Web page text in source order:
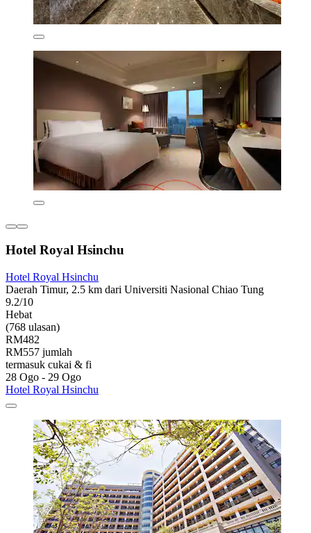
Hotel Royal Hsinchu
Hotel Royal Hsinchu
Daerah Timur, 2.5 km dari Universiti Nasional Chiao Tung
9.2/10
Hebat
(768 ulasan)
RM482
RM557 jumlah
termasuk cukai & fi
28 Ogo - 29 Ogo
Hotel Royal Hsinchu